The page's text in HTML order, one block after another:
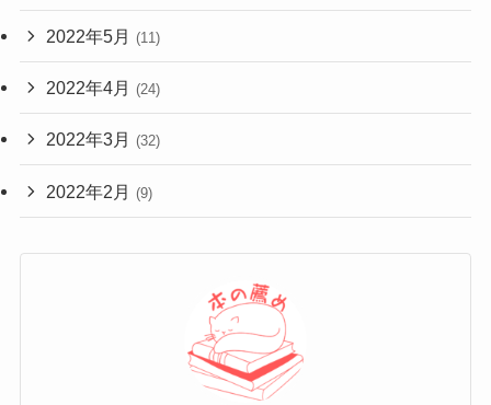
2022年5月 (11)
2022年4月 (24)
2022年3月 (32)
2022年2月 (9)